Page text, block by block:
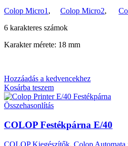
Colop Micro1 , Colop Micro2,
6 karakteres számok
Karakter mérete: 18 mm
Hozzáadás a kedvencekhez
Kosárba teszem
Összehasonlítás
COLOP Festékpárna E/40
COLOP Kiegészítők, Colop Automata